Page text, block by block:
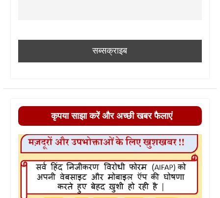
कृपया साझा करें और अच्छी खबर फैलाएं